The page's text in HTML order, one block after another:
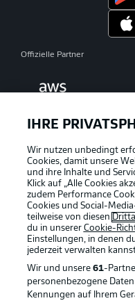
Offizielle Partner
IHRE
Wir nutzen unbedingt
Cookies, damit unsere
und ihre Inhalte und
Klick auf „Alle Cookies
zudem Performance
Cookies und Social-
teilweise von diesen
du in unserer Cookie-
Einstellungen, in denen
jederzeit verwalten
Wir und unsere 61-
personenbezogene
Kennungen auf Ihrem